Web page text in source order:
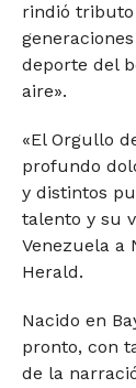
rindió tributo
deporte del
aire».
«El Orgullo
profundo
y distintos
talento y su
Venezuela a
Herald.
Nacido en
pronto, con
de la